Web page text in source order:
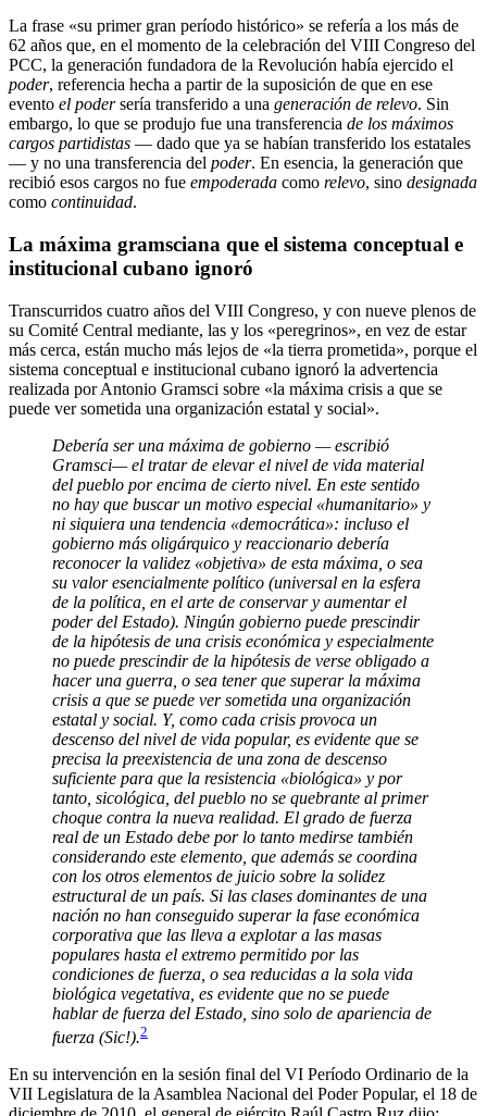
La frase «su primer gran período histórico» se refería a los más de
62 años que, en el momento de la celebración del VIII Congreso del
PCC, la generación fundadora de la Revolución había ejercido el
po­der, referencia hecha a partir de la suposición de que en ese
evento el podersería transferido a una generación de relevo. Sin
embargo, lo que se produjo fue una transferencia de los máximos
cargos partidistas — dado que ya se habían transferido los estatales
— y no una trans­ferencia del poder. En esencia, la generación que
recibió esos cargos no fue empoderada como relevo, sino designada
como continuidad.
La máxima gramsciana que el sistema conceptual e
institucional cubano ignoró
Transcurridos cuatro años del VIII Congreso, y con nueve plenos de
su Comité Central mediante, las y los «peregrinos», en vez de estar
más cerca, están mucho más lejos de «la tierra prometida», porque el
sistema conceptual e institucional cubano ignoró la advertencia
realizada por Antonio Gramsci sobre «la máxima crisis a que se
puede ver sometida una organización estatal y social».
Debería ser una máxima de gobierno — escribió
Gramsci— el tratar de elevar el nivel de vida material
del pueblo por encima de cierto nivel. En este sentido
no hay que buscar un motivo especial «humanitario» y
ni siquiera una tendencia «democrática»: incluso el
gobierno más oligárquico y reaccionario debería
reconocer la validez «objetiva» de esta máxima, o sea
su valor esencialmente político (universal en la esfera
de la política, en el arte de conservar y aumentar el
poder del Estado). Ningún gobierno puede prescindir
de la hipótesis de una crisis económica y especialmente
no puede prescindir de la hipótesis de verse obligado a
hacer una guerra, o sea tener que superar la máxima
crisis a que se puede ver sometida una organización
estatal y social. Y, como cada crisis provoca un
descenso del nivel de vida popular, es evidente que se
precisa la preexistencia de una zona de descenso
suficiente para que la resistencia «biológica» y por
tanto, sicológica, del pueblo no se quebrante al primer
choque contra la nueva realidad. El grado de fuerza
real de un Estado debe por lo tanto medirse también
considerando este elemento, que además se coordina
con los otros elementos de juicio sobre la solidez
estructural de un país. Si las clases dominantes de una
nación no han conseguido superar la fase económica
corporativa que las lleva a explotar a las masas
populares hasta el extremo permitido por las
condiciones de fuerza, o sea reducidas a la sola vida
biológica vegetativa, es evidente que no se puede
hablar de fuerza del Estado, sino solo de apariencia de
fuerza (Sic!).2
En su intervención en la sesión final del VI Período Ordinario de la
VII Legislatura de la Asamblea Nacional del Poder Popular, el 18 de